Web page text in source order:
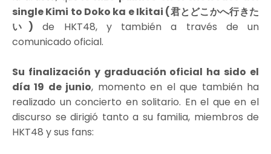
single Kimi to Doko ka e Ikitai (君とどこかへ行きた
い) de HKT48, y también a través de un
comunicado oficial.
Su finalización y graduación oficial ha sido el
día 19 de junio, momento en el que también ha
realizado un concierto en solitario. En el que en el
discurso se dirigió tanto a su familia, miembros de
HKT48 y sus fans: